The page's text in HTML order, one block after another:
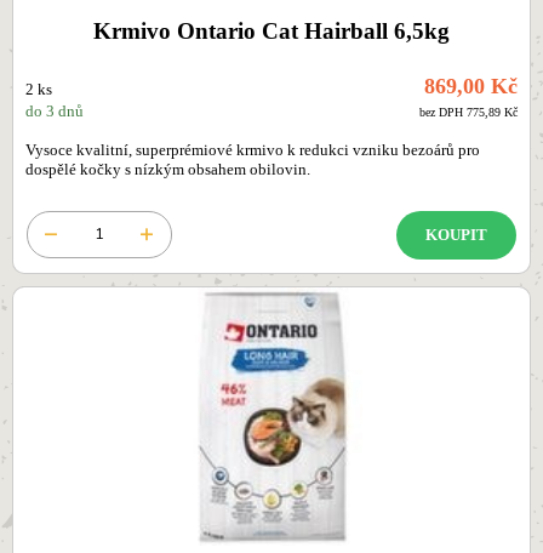
Krmivo Ontario Cat Hairball 6,5kg
2 ks
do 3 dnů
869,00 Kč
bez DPH 775,89 Kč
Vysoce kvalitní, superprémiové krmivo k redukci vzniku bezoárů pro
dospělé kočky s nízkým obsahem obilovin.
KOUPIT